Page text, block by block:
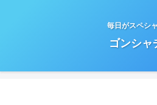
毎日がスペシ
ゴンシャ